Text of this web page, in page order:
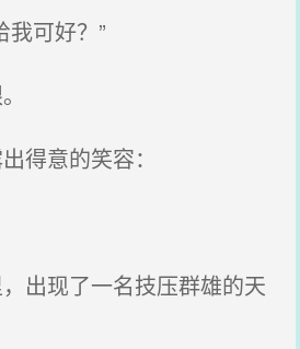
可好？”
得意的笑容：
出现了一名技压群雄的天